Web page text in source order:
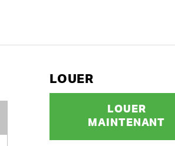
LOUER
LOUER
MAINTENANT